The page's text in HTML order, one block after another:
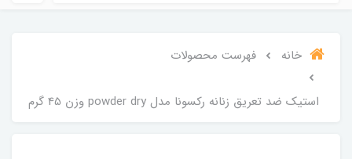
خانه فهرست محصولات
استیک ضد تعریق زنانه رکسونا مدل powder dry وزن 45 گرم